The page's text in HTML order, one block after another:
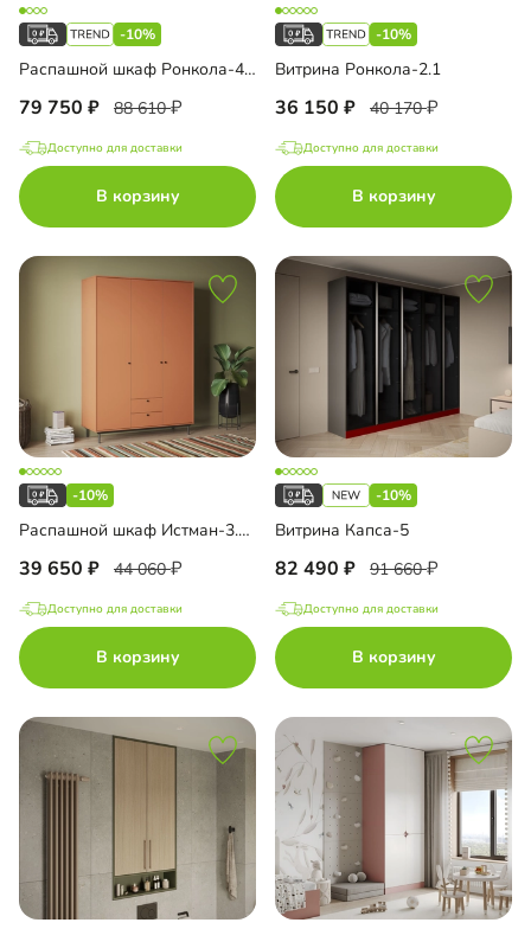
-10%
Распашной шкаф Ронкола-4 с антресолью
79 750 88 610
Доступно для доставки
В корзину
-10%
Витрина Ронкола-2.1
36 150 40 170
Доступно для доставки
В корзину
-10%
Распашной шкаф Истман-3.2 Флекс
39 650 44 060
Доступно для доставки
В корзину
-10%
Витрина Капса-5
82 490 91 660
Доступно для доставки
В корзину